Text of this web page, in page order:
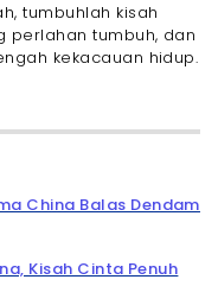
tumbuhlah kisah
perlahan tumbuh, dan
kekacauan hidup.
China Balas Dendam
Kisah Cinta Penuh